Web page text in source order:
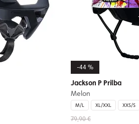
-44 %
Jackson P Prilba
Melon
M/L XL/XXL XXS/S
79,90 €